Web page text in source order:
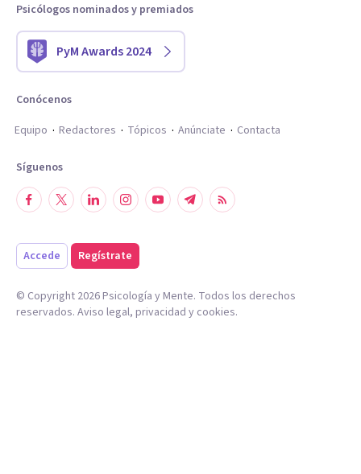
Psicólogos nominados y premiados
PyM Awards 2024
Conócenos
Equipo
Redactores Tópicos Anúnciate Contacta
Síguenos
Accede Regístrate
© Copyright 2026Psicología y Mente. Todos los derechos
reservados. Aviso legal, privacidad y cookies.